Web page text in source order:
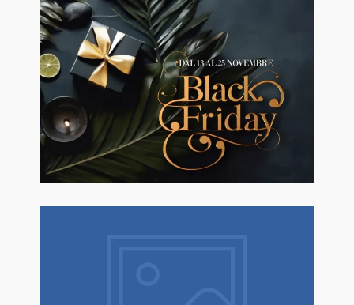
🖤BLACK FRIDAY dal 13 a l 25
Novembre sconti fino al 50% Su
Erboristeria ed Estetica.